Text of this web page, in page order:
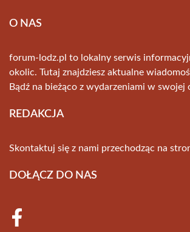
O NAS
forum-lodz.pl to lokalny serwis
okolic. Tutaj znajdziesz aktualne
Bądź na bieżąco z wydarzeniami w swojej
REDAKCJA
Skontaktuj się z nami przechodząc na
DOŁĄCZ DO NAS